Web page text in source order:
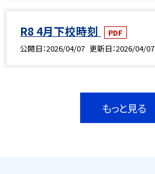
R8 4月下校時刻
PDF
公開日 2026/04/07 更新日 2026/04/07
もっと見る